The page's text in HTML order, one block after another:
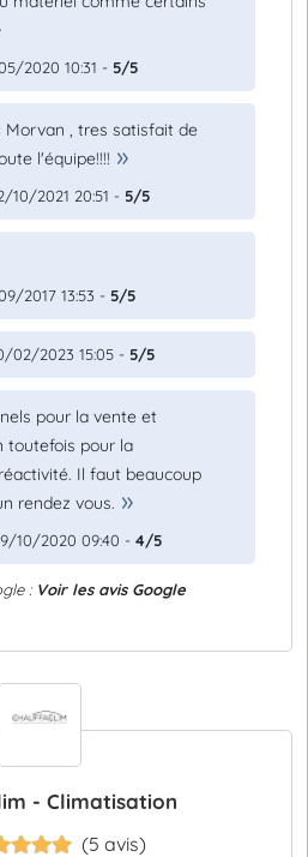
2020 10:31 - 5/5
Morvan , tres satisfait de
l'équipe!!!!
10/2021 20:51 - 5/5
2017 13:53 - 5/5
02/2023 15:05 - 5/5
pour la vente et
toutefois pour la
Il faut beaucoup
rendez vous.
10/2020 09:40 - 4/5
: Voir les avis Google
- Climatisation
(5 avis)